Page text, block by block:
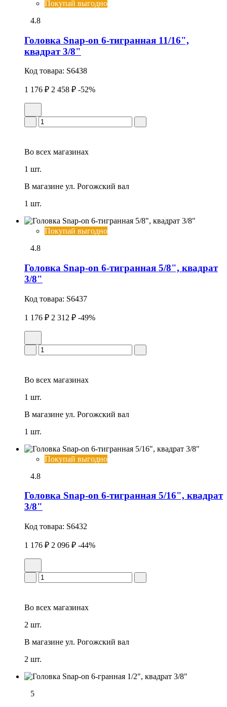
Покупай выгодно
4.8
Головка Snap-on 6-тигранная 11/16",
квадрат 3/8"
Код товара: S6438
1 176 ₽ 2 458 ₽ -52%
Во всех магазинах
1 шт.
В магазине ул. Рогожский вал
1 шт.
Покупай выгодно
4.8
Головка Snap-on 6-тигранная 5/8", квадрат
3/8"
Код товара: S6437
1 176 ₽ 2 312 ₽ -49%
Во всех магазинах
1 шт.
В магазине ул. Рогожский вал
1 шт.
Покупай выгодно
4.8
Головка Snap-on 6-тигранная 5/16", квадрат
3/8"
Код товара: S6432
1 176 ₽ 2 096 ₽ -44%
Во всех магазинах
2 шт.
В магазине ул. Рогожский вал
2 шт.
5